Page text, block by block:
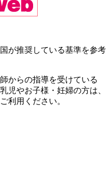
が推奨している基準を参考
からの指導を受けている
児やお子様・妊婦の方は、
利用ください。